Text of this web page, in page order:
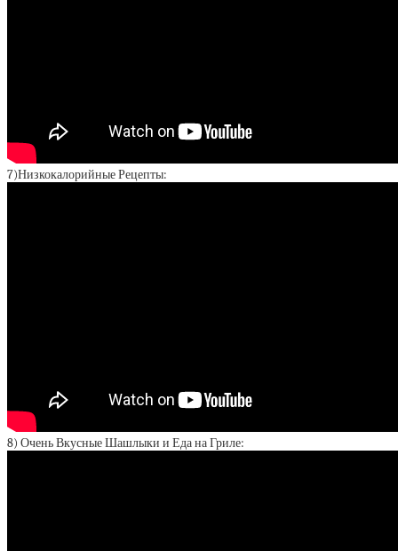
7)Низкокалорийные Рецепты:
8) Очень Вкусные Шашлыки и Еда на Гриле: